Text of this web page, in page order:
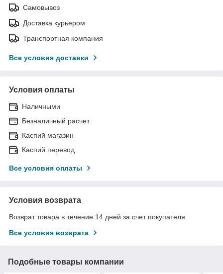
Самовывоз
Доставка курьером
Транспортная компания
Все условия доставки
Условия оплаты
Наличными
Безналичный расчет
Каспий магазин
Каспий перевод
Все условия оплаты
Условия возврата
Возврат товара в течение 14 дней за счет покупателя
Все условия возврата
Подобные товары компании